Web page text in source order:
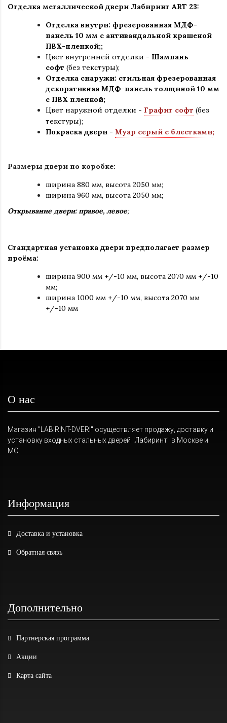
Отделка металлической двери Лабиринт ART 23:
Отделка внутри: фрезерованная МДФ-
панель 10 мм с антивандальной крашеной
ПВХ-пленкой;;
Цвет внутренней отделки - Шампань
софт (без текстуры);
Отделка снаружи: стильная фрезерованная
декоративная МДФ-панель толщиной 10 мм
с ПВХ пленкой;
Цвет наружной отделки - Графит софт (без
текстуры);
Покраска двери - Муар серый с блестками;
Размеры двери по коробке:
ширина 880 мм, высота 2050 мм;
ширина 960 мм, высота 2050 мм;
Открывание двери: правое, левое;
Стандартная установка двери предполагает размер
проёма:
ширина 900 мм +/-10 мм, высота 2070 мм +/-10
мм;
ширина 1000 мм +/-10 мм, высота 2070 мм
+/-10 мм
О нас
Магазин "LABIRINT-DVERI" осуществляет продажу, доставку и
установку входных стальных дверей "Лабиринт" в Москве и
МО.
Информация
Доставка и установка
Обратная связь
Дополнительно
Партнерская программа
Акции
Карта сайта